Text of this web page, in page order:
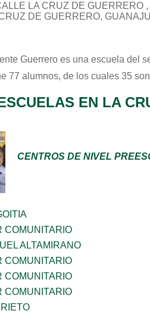
LA CRUZ DE GUERRERO
DE GUERRERO,
Guerrero es una escuela del
77 alumnos, de los cuales 35
EN LA
CENTROS DE NIVEL
COMUNITARIO
ALTAMIRANO
COMUNITARIO
COMUNITARIO
COMUNITARIO